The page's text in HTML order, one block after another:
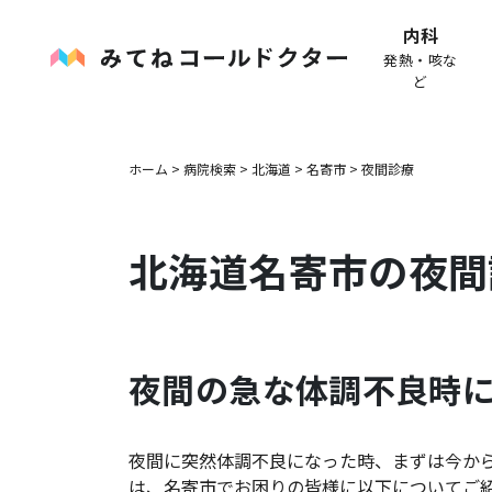
内科
発熱・咳な
ど
ホーム > 病院検索 > 北海道 > 名寄市 > 夜間診療
北海道名寄市の夜
夜間の急な体調不良時
夜間に突然体調不良になった時、まずは今
は、 名寄市でお困りの皆様に以下についてご